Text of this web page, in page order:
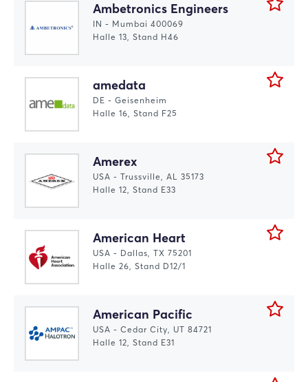
Ambetronics Engineers
IN - Mumbai 400069
Halle 13, Stand H46
amedata
DE - Geisenheim
Halle 16, Stand F25
Amerex
USA - Trussville, AL 35173
Halle 12, Stand E33
American Heart
USA - Dallas, TX 75201
Halle 26, Stand D12/1
American Pacific
USA - Cedar City, UT 84721
Halle 12, Stand E31